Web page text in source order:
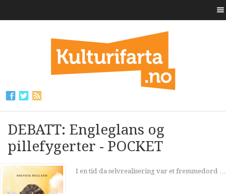
DEBATT: Engleglans og
pillefygerter - POCKET
I en tid da selvrealisering var et fremmedord …